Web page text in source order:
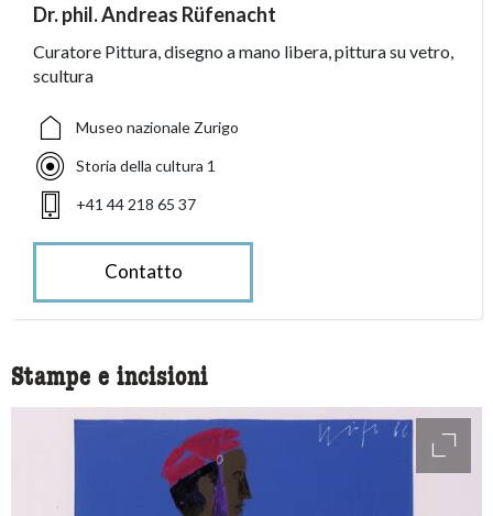
accessibility.sr-only.person_card_info
Dr. phil. Andreas Rüfenacht
Curatore Pittura, disegno a mano libera, pittura su vetro,
scultura
accessibility.sr-only.museum
Museo nazionale Zurigo
accessibility.sr-only.departement
Storia della cultura 1
accessibility.sr-only.phone
+41 44 218 65 37
Contatto
Stampe e incisioni